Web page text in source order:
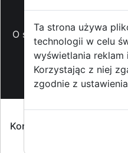
O strzyzowiak.pl-
medialny - Prawa
kontakt -
Copyright
Korzystanie z Portalu
Ta strona używa
technologii w celu
wyświetlania
Korzystając z niej
zgodnie z